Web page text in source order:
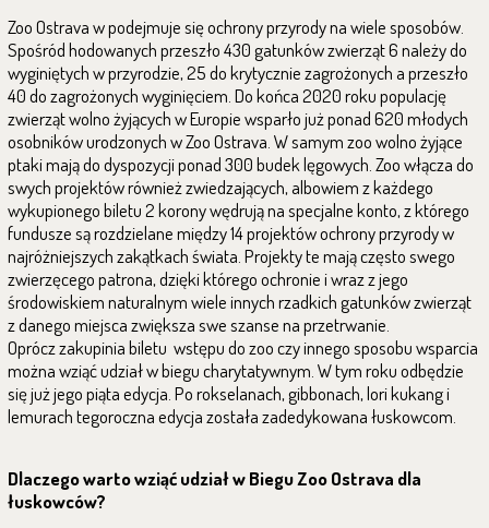
Zoo Ostrava w podejmuje się ochrony przyrody na wiele sposobów.
Spośród hodowanych przeszło 430 gatunków zwierząt 6 należy do
wyginiętych w przyrodzie, 25 do krytycznie zagrożonych a przeszło
40 do zagrożonych wyginięciem. Do końca 2020 roku populację
zwierząt wolno żyjących w Europie wsparło już ponad 620 młodych
osobników urodzonych w Zoo Ostrava. W samym zoo wolno żyjące
ptaki mają do dyspozycji ponad 300 budek lęgowych. Zoo włącza do
swych projektów również zwiedzających, albowiem z każdego
wykupionego biletu 2 korony wędrują na specjalne konto, z którego
fundusze są rozdzielane między 14 projektów ochrony przyrody w
najróżniejszych zakątkach świata. Projekty te mają często swego
zwierzęcego patrona, dzięki którego ochronie i wraz z jego
środowiskiem naturalnym wiele innych rzadkich gatunków zwierząt
z danego miejsca zwiększa swe szanse na przetrwanie.
Oprócz zakupinia biletu wstępu do zoo czy innego sposobu wsparcia
można wziąć udział w biegu charytatywnym. W tym roku odbędzie
się już jego piąta edycja. Po rokselanach, gibbonach, lori kukang i
lemurach tegoroczna edycja została zadedykowana łuskowcom.
Dlaczego warto wziąć udział w Biegu Zoo Ostrava dla
łuskowców?